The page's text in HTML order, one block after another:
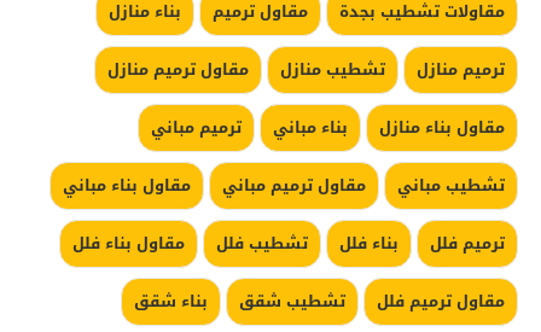
مقاولات تشطيب بجدة مقاول ترميم
بناء منازل
ترميم منازل
تشطيب منازل
مقاول ترميم منازل
مقاول بناء منازل
بناء مباني
ترميم مباني
تشطيب مباني
مقاول ترميم مباني
مقاول بناء مباني
ترميم فلل
بناء فلل تشطيب فلل
مقاول بناء فلل
مقاول ترميم فلل
تشطيب شقق
بناء شقق